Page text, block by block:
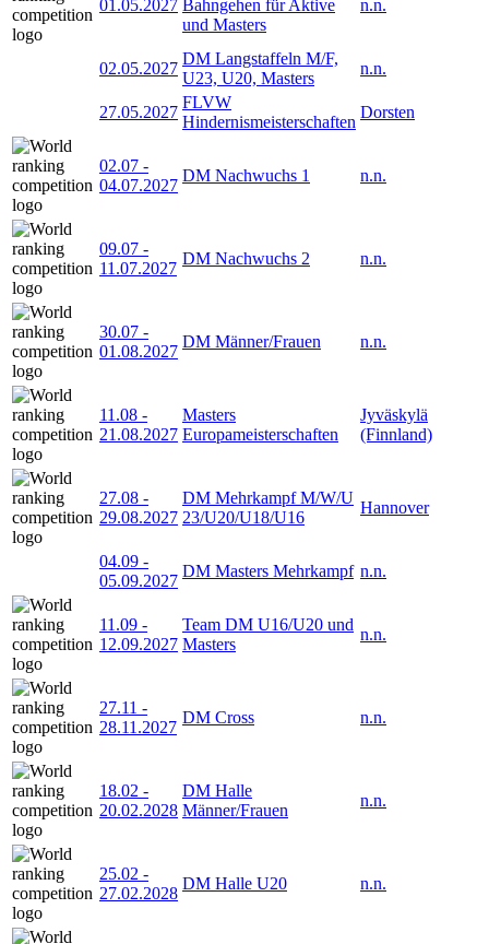
01.05.2027 Bahngehen für Aktive
und Masters
n.n.
02.05.2027
DM Langstaffeln M/F,
U23, U20, Masters
n.n.
27.05.2027
FLVW
Hindernismeisterschaften
Dorsten
02.07 -
04.07.2027
DM Nachwuchs 1 n.n.
09.07 -
11.07.2027
DM Nachwuchs 2 n.n.
30.07 -
01.08.2027
DM Männer/Frauen n.n.
11.08 -
21.08.2027
Masters
Europameisterschaften
Jyväskylä
(Finnland)
27.08 -
29.08.2027
DM Mehrkampf M/W/U
23/U20/U18/U16
Hannover
04.09 -
05.09.2027
DM Masters Mehrkampf n.n.
11.09 -
12.09.2027
Team DM U16/U20 und
Masters
n.n.
27.11 -
28.11.2027
DM Cross n.n.
18.02 -
20.02.2028
DM Halle
Männer/Frauen
n.n.
25.02 -
27.02.2028
DM Halle U20 n.n.